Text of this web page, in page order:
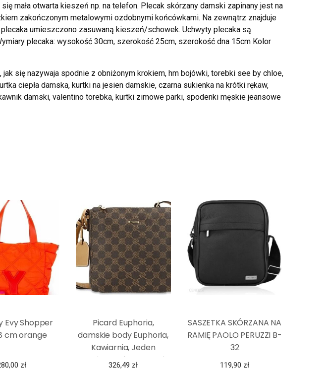
mała otwarta kieszeń np. na telefon. Plecak skórzany damski zapinany jest na
zakończonym metalowymi ozdobnymi końcówkami. Na zewnątrz znajduje
umieszczono zasuwaną kieszeń/schowek. Uchwyty plecaka są
plecaka: wysokość 30cm, szerokość 25cm, szerokość dna 15cm Kolor
jak się nazywaja spodnie z obniżonym krokiem, hm bojówki, torebki see by chloe,
ciepła damska, kurtki na jesien damskie, czarna sukienka na krótki rękaw,
damski, valentino torebka, kurtki zimowe parki, spodenki męskie jeansowe
Evy Shopper
cm orange
zł
Picard Euphoria,
damskie body Euphoria,
Kawiarnia, Jeden
rozmiar, Torba na ramię
326,49 zł
SASZETKA SKÓRZANA NA
RAMIĘ PAOLO PERUZZI B-
32
119,90 zł